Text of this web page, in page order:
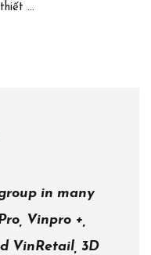
…
in many
Vinpro +,
VinRetail, 3D